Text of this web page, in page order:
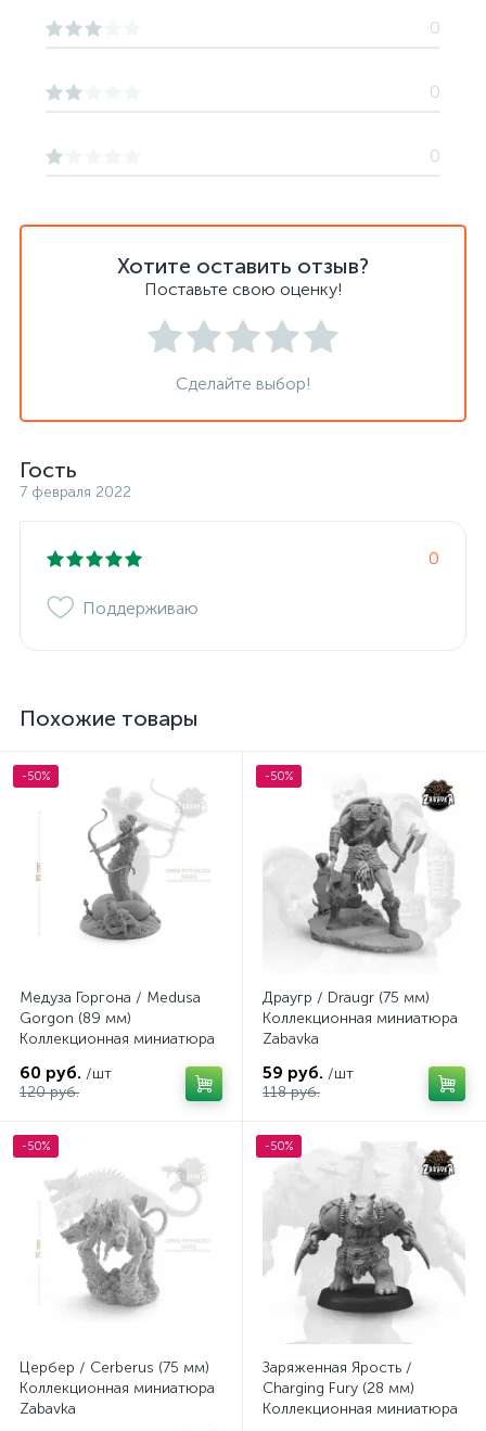
Хотите оставить отзыв?
Поставьте свою оценку!
Сделайте выбор!
Гость
7 февраля 2022
0
Поддерживаю
0
0
0
Похожие товары
-50%
Медуза Горгона / Medusa
Gorgon (89 мм)
Коллекционная миниатюра
60 руб. /шт
120 руб.
-50%
Драугр / Draugr (75 мм)
Коллекционная миниатюра
Zabavka
59 руб. /шт
118 руб.
-50%
Цербер / Cerberus (75 мм)
Коллекционная миниатюра
Zabavka
-50%
Заряженная Ярость /
Charging Fury (28 мм)
Коллекционная миниатюра